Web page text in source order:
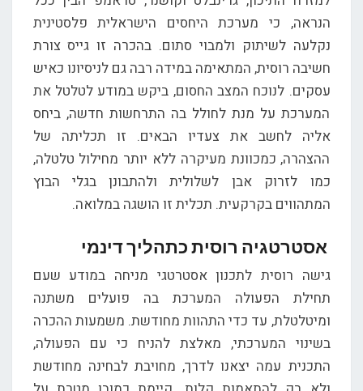
הנראה, כי מערכת היחסים הישראלית פלסטינית
נקלעה לשיתוק ולמבוי סתום. בהכרה זו גייס צורת
חשיבה רוסית, המתאימה במידה רבה גם לניסיונו כאיש
עסקים. לנוכח המצב החסום, ביקש במודע לטלטל את
המערכת על מנת לחולל בה התרחשות חדשה, ביחס
אליה לחשב את צעדיו הבאים. זו תכליתה של
ההצהרה, כמכוונת מעיקרה ללא יותר מחילול טלטלה,
כמו לזרוק אבן לשלולית ולהתבונן בגלי הבוץ
המתהווים בקרקעית. תכלית זו הושגה במלואה.
אסטרטגיה רוסית כתהליך דינמי
גישה רוסית לתכנון אסטרטגי מניחה במודע שעם
תחילת הפעולה המערכת בה פועלים משתנה
ומיטלטלת, עד כדי התהוות מחודשת. משמעות ההכרה
בשינוי המערכתי, מאלצת להניח כי עם הפעולה,
התכנית עמה יצאנו לדרך, מחויבת לבחינה מחודשת